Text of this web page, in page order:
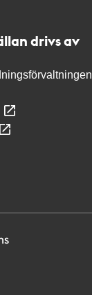
drivs av